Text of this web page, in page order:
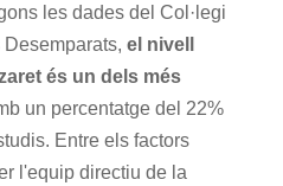
les dades del Col·legi
el nivell
és un dels més
un percentatge del 22%
Entre els factors
l'equip directiu de la